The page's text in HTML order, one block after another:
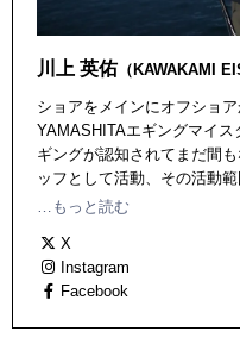
川上 英佑（KAWAKAMI
ショアをメインにオフショ
YAMASHITAエギングマイ
ギングが認知されてまだ間
ッフとして活動、その活動
アからオセアニア、ヨーロ
ジカルなセミナーは海外でも
…もっと読む
X
Instagram
Facebook